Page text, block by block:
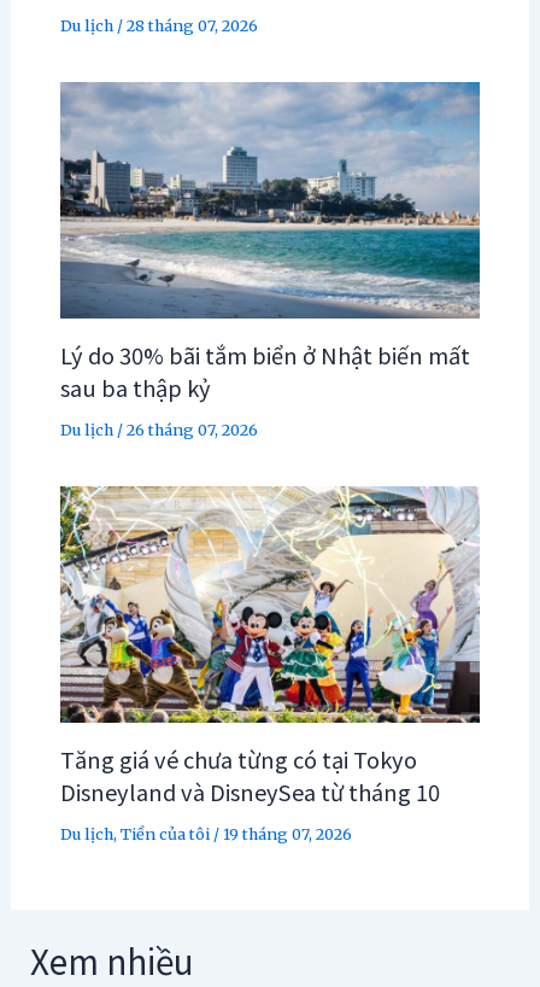
Du lịch/28 tháng 07, 2026
Lý do 30% bãi tắm biển ở Nhật biến mất
sau ba thập kỷ
Du lịch/26 tháng 07, 2026
Tăng giá vé chưa từng có tại Tokyo
Disneyland và DisneySea từ tháng 10
Du lịch, Tiền của tôi/19 tháng 07, 2026
Xem nhiều